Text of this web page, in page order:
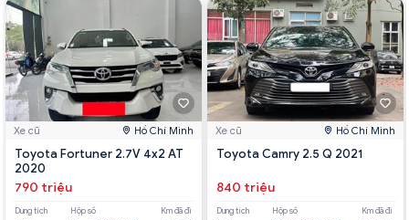
Xe cũ Hồ Chí Minh
Toyota Fortuner 2.7V 4x2 AT
2020
790 triệu
Dung tích Hộp số Km đã đi
Xe cũ Hồ Chí Minh
Toyota Camry 2.5 Q 2021
840 triệu
Dung tích Hộp số Km đã đi